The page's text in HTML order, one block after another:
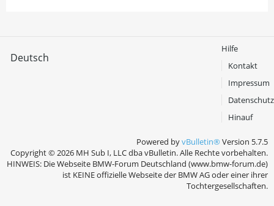
Deutsch
Hilfe
Kontakt
Impressum
Datenschutz
Hinauf
Powered byvBulletin®Version 5.7.5
Copyright © 2026 MH Sub I, LLC dba vBulletin. Alle Rechte vorbehalten.
HINWEIS: Die Webseite BMW-Forum Deutschland (www.bmw-forum.de)
ist KEINE offizielle Webseite der BMW AG oder einer ihrer
Tochtergesellschaften.